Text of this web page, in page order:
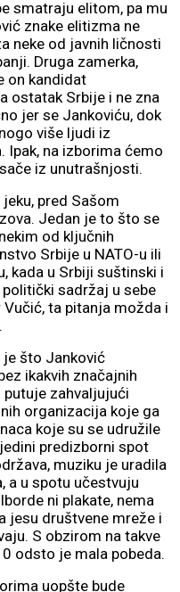
smatraju elitom, pa mu
znake elitizma ne
neke od javnih ličnosti
Druga zamerka,
on kandidat
ostatak Srbije i ne zna
jer se Jankoviću, dok
više ljudi iz
Ipak, na izborima ćemo
iz unutrašnjosti.
pred Sašom
Jedan je to što se
od ključnih
Srbije u NATO-u ili
kada u Srbiji suštinski i
sadržaj u sebe
ta pitanja možda i
što Janković
ikakvih značajnih
zahvaljujući
organizacija koje ga
koje su se udružile
predizborni spot
muziku je uradila
a u spotu učestvuju
ni plakate, nema
jesu društvene mreže i
S obzirom na takve
odsto je mala pobeda.
uopšte bude